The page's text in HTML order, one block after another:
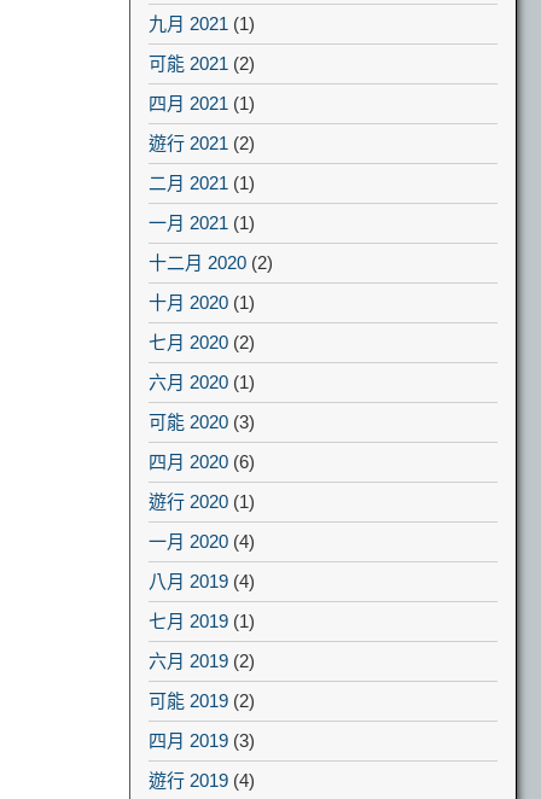
九月 2021 (1)
可能 2021 (2)
四月 2021 (1)
遊行 2021 (2)
二月 2021 (1)
一月 2021 (1)
十二月 2020 (2)
十月 2020 (1)
七月 2020 (2)
六月 2020 (1)
可能 2020 (3)
四月 2020 (6)
遊行 2020 (1)
一月 2020 (4)
八月 2019 (4)
七月 2019 (1)
六月 2019 (2)
可能 2019 (2)
四月 2019 (3)
遊行 2019 (4)